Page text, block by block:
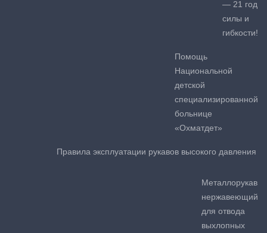
— 21 год
силы и
гибкости!
Помощь
Национальной
детской
специализированной
больнице
«Охматдет»
Правила эксплуатации рукавов высокого давления
Металлорукав
нержавеющий
для отвода
выхлопных